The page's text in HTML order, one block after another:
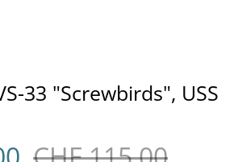
33 "Screwbirds", USS